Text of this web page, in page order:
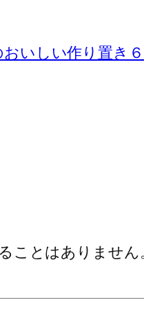
おいしい作り置き
ことはありません。